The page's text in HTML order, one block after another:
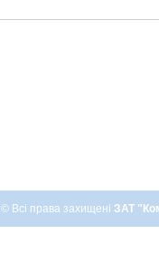
© Всі права захищені ЗАТ